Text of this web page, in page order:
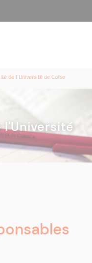
de l'Université de Corse
l'Université